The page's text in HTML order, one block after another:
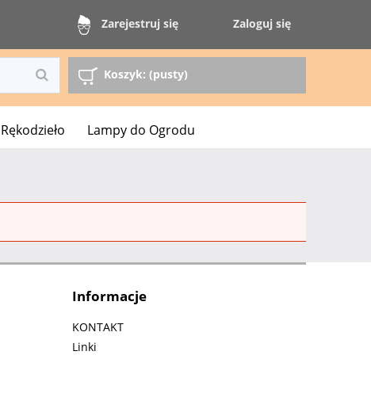
Zarejestruj się Zaloguj się
Koszyk: (pusty)
Rękodzieło Lampy do Ogrodu
Informacje
KONTAKT
Linki